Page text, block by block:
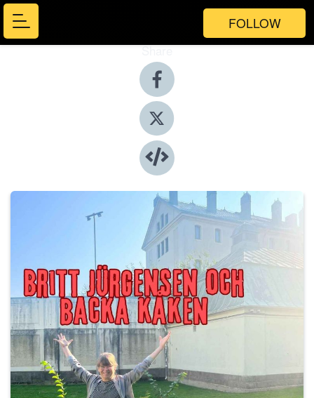
FOLLOW
Share